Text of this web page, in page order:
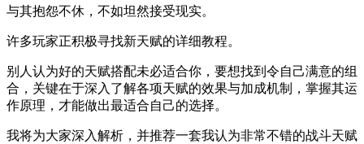
与其抱怨不休，不如坦然接受现实。
许多玩家正积极寻找新天赋的详细教程。
别人认为好的天赋搭配未必适合你，要想找到令自己满意的组
合，关键在于深入了解各项天赋的效果与加成机制，掌握其运
作原理，才能做出最适合自己的选择。
我将为大家深入解析，并推荐一套我认为非常不错的战斗天赋